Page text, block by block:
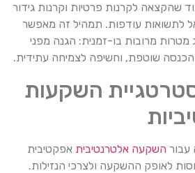
שהקצאה לקרנות פרטיות וקרנות גידור
לתשואות עודפות. תמהיל זה מאפשר
מטרות מרובות בו-זמנית: הגנה מפני
הכנסה שוטפת, וחשיפה לצמיחה עתידית.
השקעות
עבור השקעה אלטרנטיבית אפקטיבית
לאופק ההשקעה ולצרכי הנזילות.